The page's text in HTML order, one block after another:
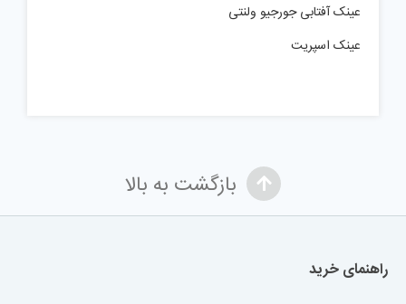
عینک آفتابی جورجیو ولنتی
عینک اسپریت
بازگشت به بالا
راهنمای خرید